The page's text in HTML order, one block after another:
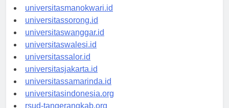
universitaspapua.id
universitasmanokwari.id
universitassorong.id
universitaswanggar.id
universitaswalesi.id
universitassalor.id
universitasjakarta.id
universitassamarinda.id
universitasindonesia.org